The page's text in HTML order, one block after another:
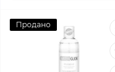
Продано